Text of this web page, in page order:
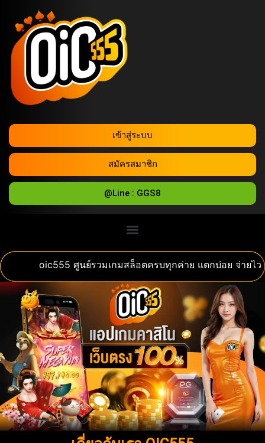
@Line : GGS8
สมัครสมาชิก
เข้าสู่ระบบ
oic555 ศูนย์รวมเกมสล็อตครบทุกค่าย แตกบ่อย จ่ายไว